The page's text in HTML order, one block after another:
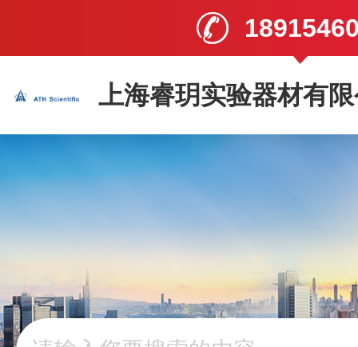
上海睿玥实验器材有